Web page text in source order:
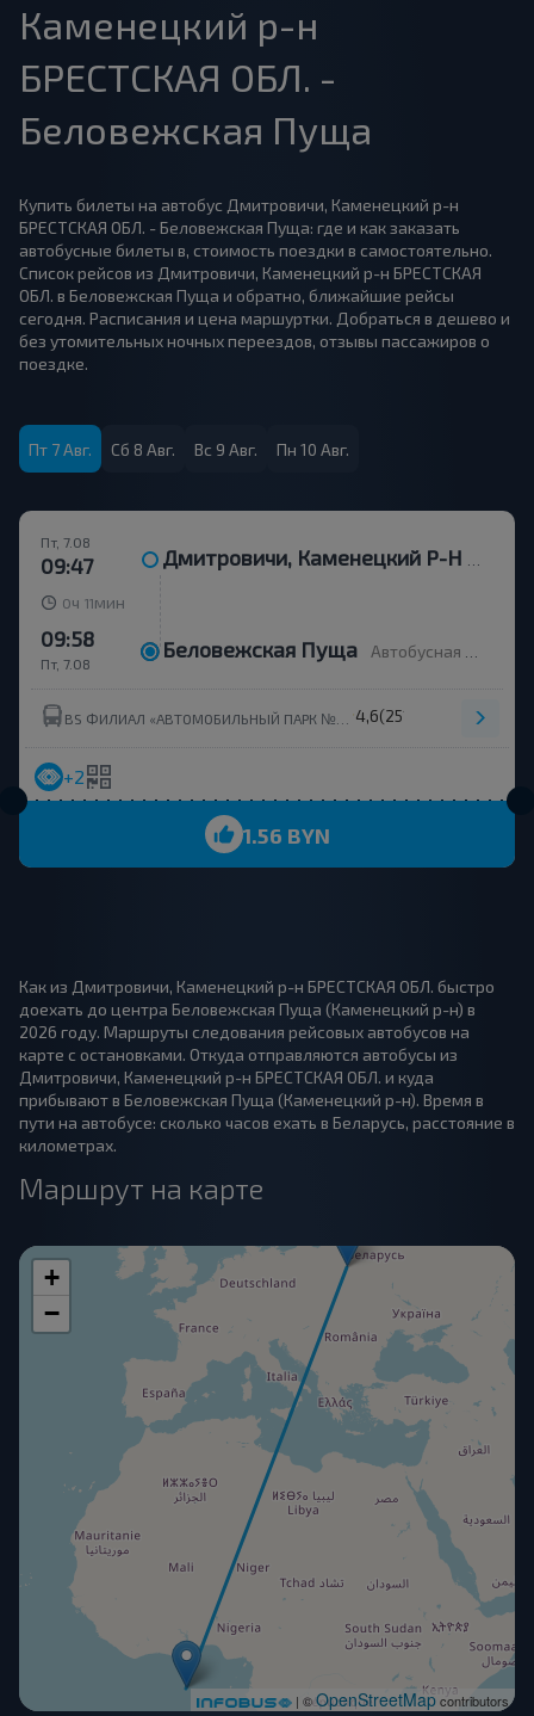
Каменецкий р-н
БРЕСТСКАЯ ОБЛ. -
Беловежская Пуща
Купить билеты на автобус Дмитровичи, Каменецкий р-н
БРЕСТСКАЯ ОБЛ. - Беловежская Пуща: где и как заказать
автобусные билеты в, стоимость поездки в самостоятельно.
Список рейсов из Дмитровичи, Каменецкий р-н БРЕСТСКАЯ
ОБЛ. в Беловежская Пуща и обратно, ближайшие рейсы
сегодня. Расписания и цена маршуртки. Добраться в дешево и
без утомительных ночных переездов, отзывы пассажиров о
поездке.
Пт 7 Авг. Сб 8 Авг. Вс 9 Авг. Пн 10 Авг.
Пт, 7.08
09:47
0ч 11 мин
Пт, 7.08
09:58 Беловежская Пуща Автобусная остановка
4,6(251)
+2
1.56 BYN
Как из Дмитровичи, Каменецкий р-н БРЕСТСКАЯ ОБЛ. быстро
доехать до центра Беловежская Пуща (Каменецкий р-н) в
2026 году. Маршруты следования рейсовых автобусов на
карте с остановками. Откуда отправляются автобусы из
Дмитровичи, Каменецкий р-н БРЕСТСКАЯ ОБЛ. и куда
прибывают в Беловежская Пуща (Каменецкий р-н). Время в
пути на автобусе: сколько часов ехать в Беларусь, расстояние в
километрах.
Маршрут на карте
+
−
| ©OpenStreetMapcontributors